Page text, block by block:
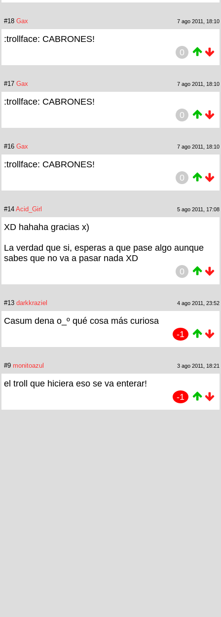
#18 Gax 7 ago 2011, 18:10
:trollface: CABRONES!
0
#17 Gax 7 ago 2011, 18:10
:trollface: CABRONES!
0
#16 Gax 7 ago 2011, 18:10
:trollface: CABRONES!
0
#14 Acid_Girl 5 ago 2011, 17:08
XD hahaha gracias x)
La verdad que si, esperas a que pase algo aunque
sabes que no va a pasar nada XD
0
#13 darkkraziel 4 ago 2011, 23:52
Casum dena o_º qué cosa más curiosa
-1
#9 monitoazul 3 ago 2011, 18:21
el troll que hiciera eso se va enterar!
-1